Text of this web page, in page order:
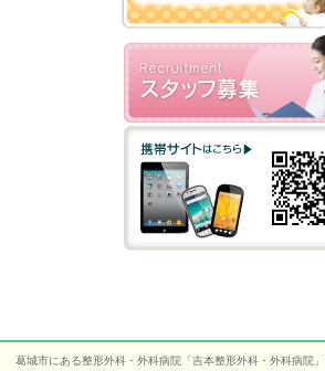
葛城市にある整形外科・外科病院「吉本整形外科・外科病院